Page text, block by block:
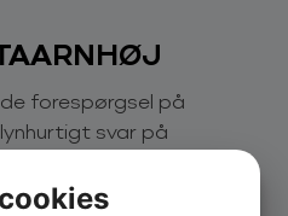
på TV2 Play.
fra 2024/25 hedder
en oplevelse langt ud
Taarnhøj går på
forespørgsel på
svar på
os: